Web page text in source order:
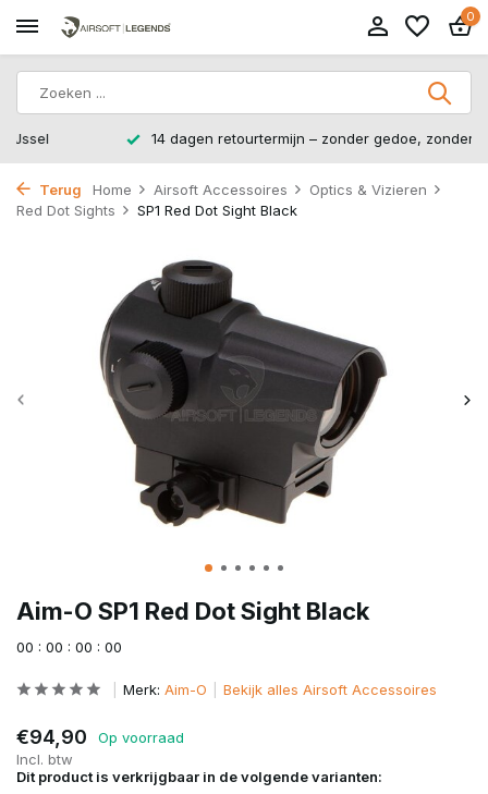
0
14 dagen retourtermijn – zonder gedoe, zonder stress.
Terug Home Airsoft Accessoires
Optics & Vizieren
Red Dot Sights
SP1 Red Dot Sight Black
Aim-O SP1 Red Dot Sight Black
00 : 00 : 00 : 00
Merk: Aim-O Bekijk alles Airsoft Accessoires
€94,90
Op voorraad
Incl. btw
Dit product is verkrijgbaar in de volgende varianten: